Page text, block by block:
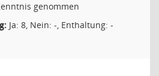
genommen
Ja: 8, Nein: -, Enthaltung: -